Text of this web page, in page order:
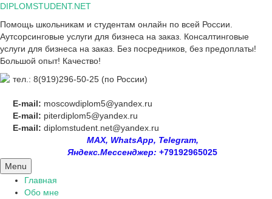
Skip
content
DIPLOMSTUDENT.NET
Помощь школьникам и студентам онлайн по всей России.
Аутсорсинговые услуги для бизнеса на заказ. Консалтинговые
услуги для бизнеса на заказ. Без посредников, без предоплаты!
Большой опыт! Качество!
тел.: 8(919)296-50-25 (по России)
E-mail: moscowdiplom5@yandex.ru
E-mail: piterdiplom5@yandex.ru
E-mail: diplomstudent.net@yandex.ru
MAX, WhatsApp, Telegram,
Яндекс.Мессенджер: +79192965025
Menu
Главная
Обо мне